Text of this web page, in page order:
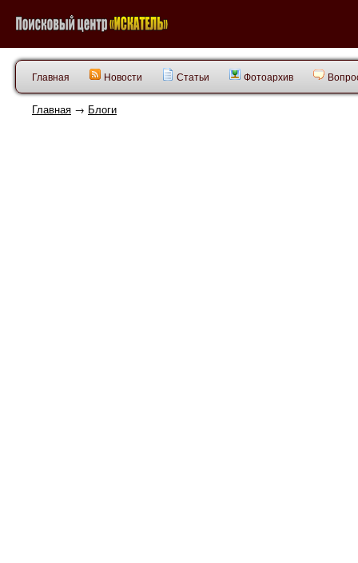
Главная Новости Статьи Фотоархив
Главная → Блоги